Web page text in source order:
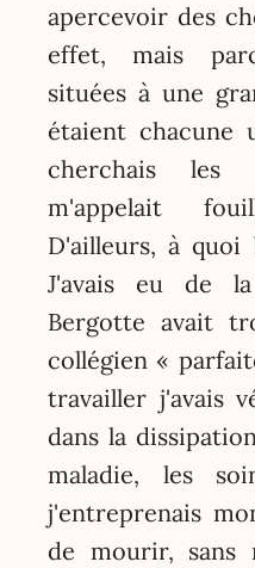
apercevoir des
effet, mais
situées à une
étaient chacune
cherchais les
m'appelait
D'ailleurs, à quoi
J'avais eu de
Bergotte avait
collégien «
travailler j'avais
dans la
maladie, les
j'entreprenais
de mourir, sans